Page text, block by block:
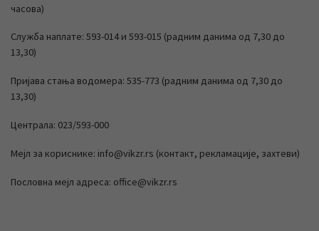
часова)
Служба наплате: 593-014 и 593-015 (радним данима од 7,30 до
13,30)
Пријава стања водомера: 535-773 (радним данима од 7,30 до
13,30)
Централа: 023/593-000
Мејл за кориснике: info@vikzr.rs (контакт, рекламације, захтеви)
Пословна мејл адреса: office@vikzr.rs